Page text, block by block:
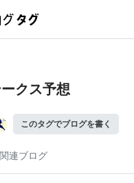
クス予想
このタグでブログを書く
関連ブログ